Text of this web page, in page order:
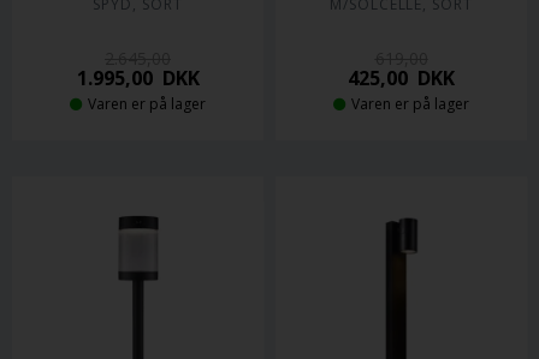
1.995,00DKK
Varen er på lager
425,00 DKK
Varen er på lager